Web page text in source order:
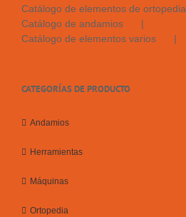
Catálogo de elementos de ortopedia
Catálogo de andamios
Catálogo de elementos varios
CATEGORÍAS DE PRODUCTO
Andamios
Herramientas
Máquinas
Ortopedia